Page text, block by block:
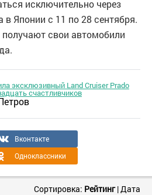
исключительно через
в Японии с 11 по 28 сентября.
свои автомобили
эксклюзивный Land Cruiser Prado
счастливчиков
Вконтакте
Одноклассники
Сортировка: Рейтинг|Дата